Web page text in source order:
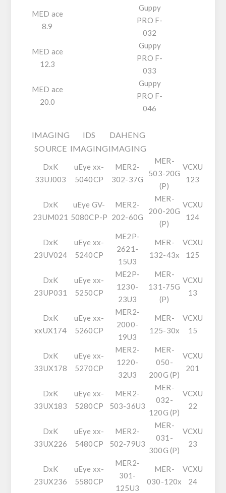
MED ace
8.9
Guppy
PRO F-
032
MED ace
12.3
Guppy
PRO F-
033
MED ace
20.0
Guppy
PRO F-
046
IMAGING
SOURCE
IDS
IMAGING
DAHENG
IMAGING
DxK
33UJ003
uEye xx-
5040CP
MER2-
302-37G
MER-
503-20G
(P)
VCXU
123
DxK
23UM021
uEye GV-
5080CP-P
MER2-
202-60G
MER-
200-20G
(P)
VCXU
124
DxK
23UV024
uEye xx-
5240CP
ME2P-
2621-
15U3
MER-
132-43x
VCXU
125
DxK
23UP031
uEye xx-
5250CP
ME2P-
1230-
23U3
MER-
131-75G
(P)
VCXU
13
DxK
xxUX174
uEye xx-
5260CP
MER2-
2000-
19U3
MER-
125-30x
VCXU
15
DxK
33UX178
uEye xx-
5270CP
MER2-
1220-
32U3
MER-
050-
200G (P)
VCXU
201
DxK
33UX183
uEye xx-
5280CP
MER2-
503-36U3
MER-
032-
120G (P)
VCXU
22
DxK
33UX226
uEye xx-
5480CP
MER2-
502-79U3
MER-
031-
300G (P)
VCXU
23
DxK
23UX236
uEye xx-
5580CP
MER2-
301-
125U3
MER-
030-120x
VCXU
24